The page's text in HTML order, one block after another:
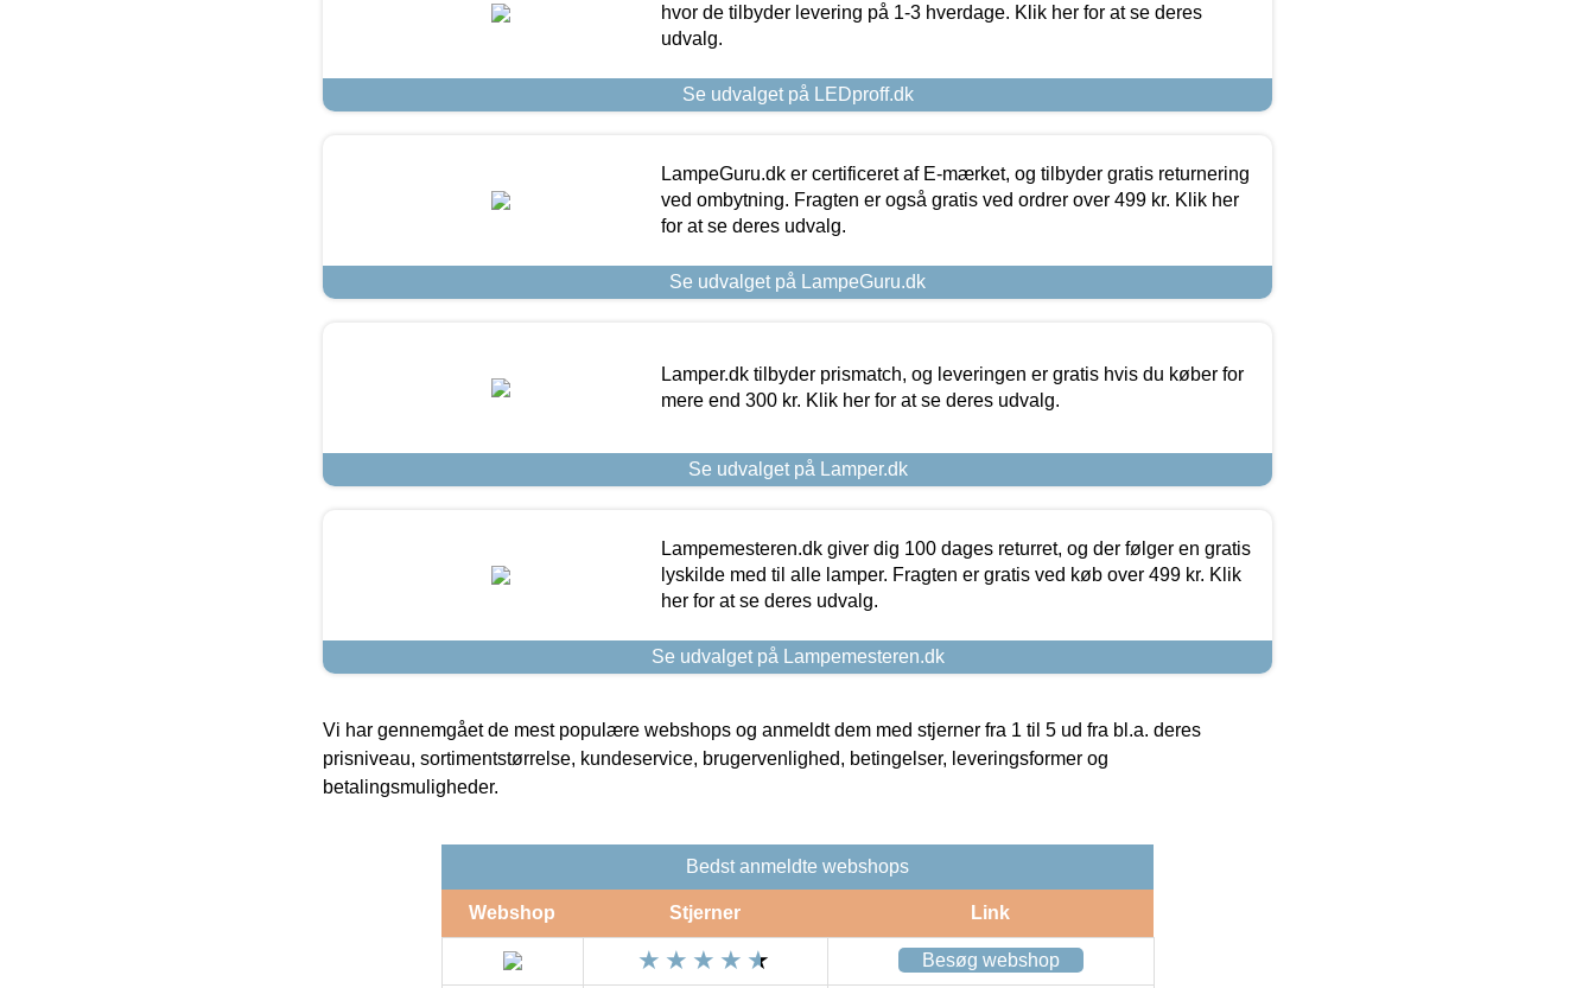
hvor de tilbyder levering på 1-3 hverdage. Klik her for at se deres
udvalg.
Se udvalget på LEDproff.dk
LampeGuru.dk er certificeret af E-mærket, og tilbyder gratis returnering
ved ombytning. Fragten er også gratis ved ordrer over 499 kr. Klik her
for at se deres udvalg.
Se udvalget på LampeGuru.dk
Lamper.dk tilbyder prismatch, og leveringen er gratis hvis du køber for
mere end 300 kr. Klik her for at se deres udvalg.
Se udvalget på Lamper.dk
Lampemesteren.dk giver dig 100 dages returret, og der følger en gratis
lyskilde med til alle lamper. Fragten er gratis ved køb over 499 kr. Klik
her for at se deres udvalg.
Se udvalget på Lampemesteren.dk
Vi har gennemgået de mest populære webshops og anmeldt dem med stjerner fra 1 til 5 ud fra bl.a. deres
prisniveau, sortimentstørrelse, kundeservice, brugervenlighed, betingelser, leveringsformer og
betalingsmuligheder.
Bedst anmeldte webshops
Webshop Stjerner Link
Besøg webshop